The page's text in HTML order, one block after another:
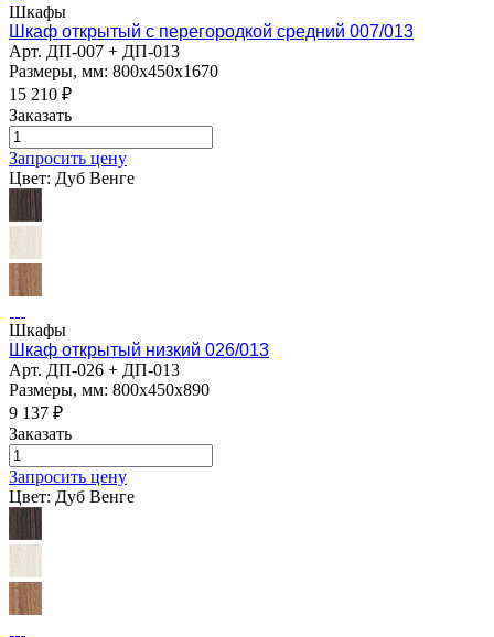
Шкафы
Шкаф открытый с перегородкой средний 007/013
Арт. ДП-007 + ДП-013
Размеры, мм: 800х450х1670
15 210 ₽
Заказать
Запросить цену
Цвет: Дуб Венге
Шкафы
Шкаф открытый низкий 026/013
Арт. ДП-026 + ДП-013
Размеры, мм: 800х450х890
9 137 ₽
Заказать
Запросить цену
Цвет: Дуб Венге